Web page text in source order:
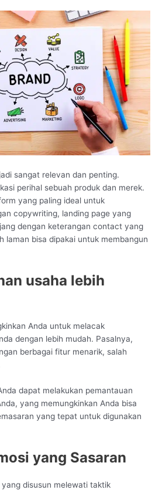
sangat relevan dan penting.
perihal sebuah produk dan merek.
yang paling ideal untuk
copywriting, landing page yang
dengan keterangan contact yang
laman bisa dipakai untuk membangun
usaha lebih
Anda untuk melacak
dengan lebih mudah. Pasalnya,
berbagai fitur menarik, salah
dapat melakukan pemantauan
yang memungkinkan Anda bisa
yang tepat untuk digunakan
yang Sasaran
disusun melewati taktik